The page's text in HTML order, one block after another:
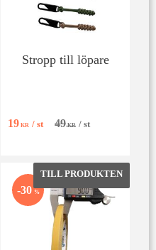
Stropp till löpare
19 KR / st 49KR / st
till i favoriter
30 % Lägg till